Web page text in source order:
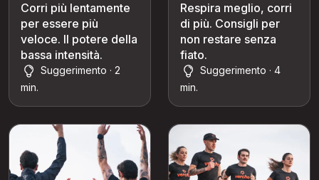
Corri più lentamente
per essere più
veloce. Il potere della
bassa intensità.
Suggerimento · 2
min.
Respira meglio, corri
di più. Consigli per
non restare senza
fiato.
Suggerimento · 4
min.